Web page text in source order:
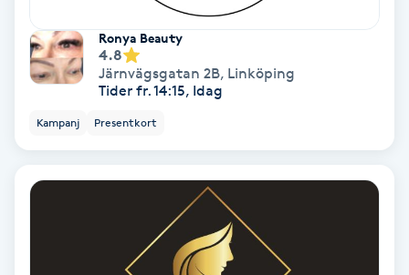
Barnklippning
Blowout
Bottenfärg
Ronya Beauty
4.8
Järnvägsgatan 2B, Linköping
Tider fr. 14:15, Idag
Kampanj Presentkort